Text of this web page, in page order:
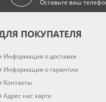
Оставьте ваш
ПОКУПАТЕЛЯ
Информация о доставке
Информация о гарантии
Контакты
Адрес нас карте